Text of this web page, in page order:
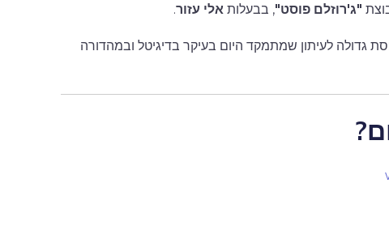
"ג'רוזלם פוסט", בבעלות אלי עזור.
לעיתון שמתמקד היום בעיקר בדיגיטל ובמהדורה